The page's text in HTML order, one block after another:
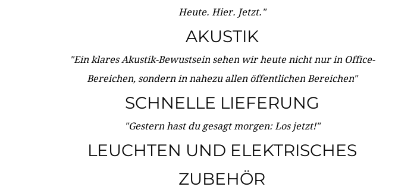
Heute. Hier. Jetzt."
AKUSTIK
"Ein klares Akustik-Bewustsein sehen wir heute nicht nur in Office-
Bereichen, sondern in nahezu allen öffentlichen Bereichen"
SCHNELLE LIEFERUNG
"Gestern hast du gesagt morgen: Los jetzt!"
LEUCHTEN UND ELEKTRISCHES
ZUBEHÖR